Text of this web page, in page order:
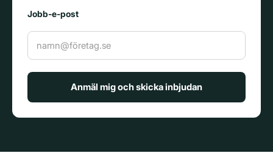
Jobb-e-post